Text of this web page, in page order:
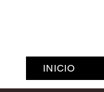
INICIO